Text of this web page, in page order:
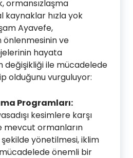
ormansızlaşma
kaynaklar hızla yok
Ayavefe,
önlenmesinin ve
hayata
değişikliği ile mücadelede
olduğunu vurguluyor:
Programları:
kesimlere karşı
mevcut ormanların
yönetilmesi, iklim
önemli bir